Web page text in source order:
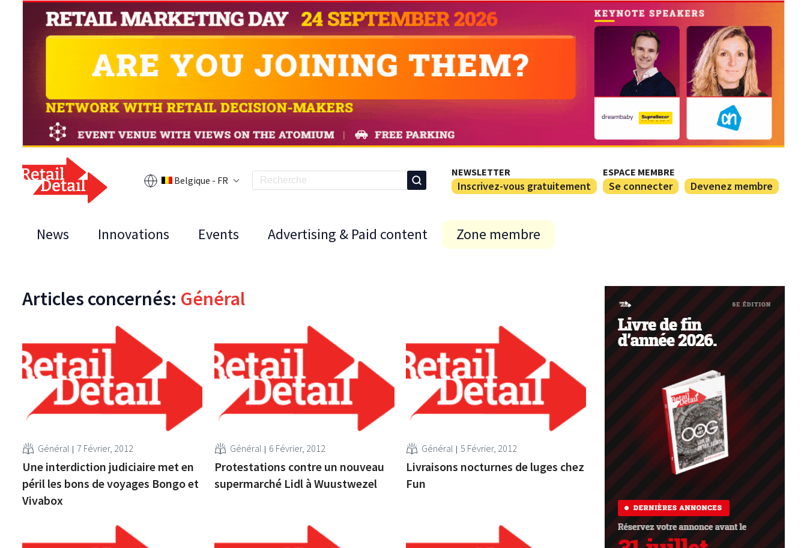
Belgique - FR
NEWSLETTER
Inscrivez-vous gratuitement
ESPACE MEMBRE
Se connecter Devenez membre
News Innovations Events Advertising & Paid content Zone membre
Articles concernés: Général
Général 7 Février, 2012
Une interdiction judiciaire met en
péril les bons de voyages Bongo et
Vivabox
Général 6 Février, 2012
Protestations contre un nouveau
supermarché Lidl à Wuustwezel
Général 5 Février, 2012
Livraisons nocturnes de luges chez
Fun